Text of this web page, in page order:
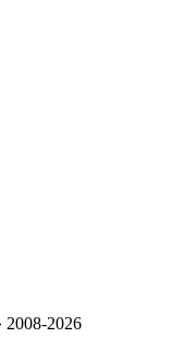
2026